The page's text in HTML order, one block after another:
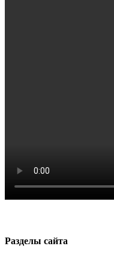
Разделы сайта